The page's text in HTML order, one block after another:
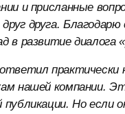
и присланные
друга. Благодарю
развитие диалога
практически
нашей компании.
Но если